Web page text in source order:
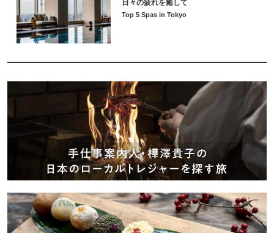
日々の疲れを癒して
Top 5 Spas in Tokyo